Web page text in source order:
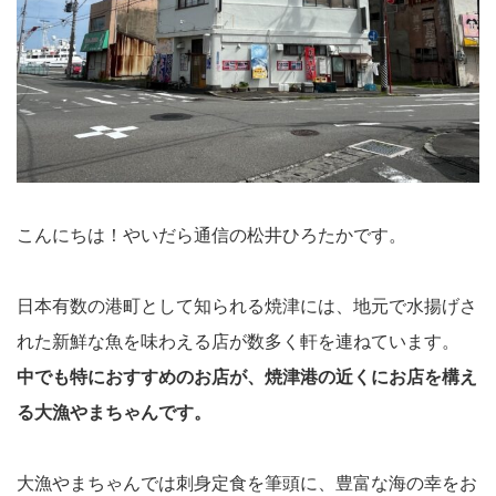
こんにちは！やいだら通信の松井ひろたかです。
日本有数の港町として知られる焼津には、地元で水揚げさ
れた新鮮な魚を味わえる店が数多く軒を連ねています。
中でも特におすすめのお店が、焼津港の近くにお店を構え
る大漁やまちゃんです。
大漁やまちゃんでは刺身定食を筆頭に、豊富な海の幸をお